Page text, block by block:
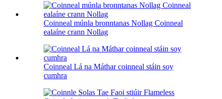
Coinneal múnla bronntanas Nollag Coinneal
ealaíne crann Nollag
Coinneal Lá na Máthar coinneal stáin soy
cumhra